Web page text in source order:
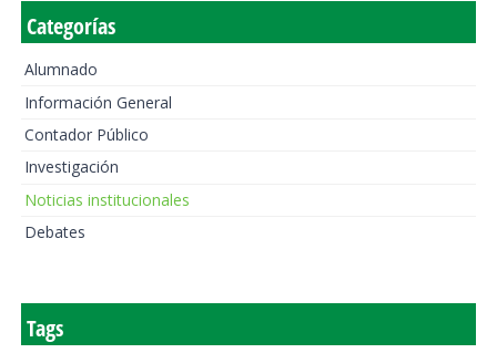
Categorías
Alumnado
Información General
Contador Público
Investigación
Noticias institucionales
Debates
Tags